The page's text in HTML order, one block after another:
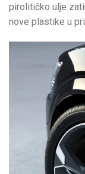
pirolitičko ulje
nove plastike u